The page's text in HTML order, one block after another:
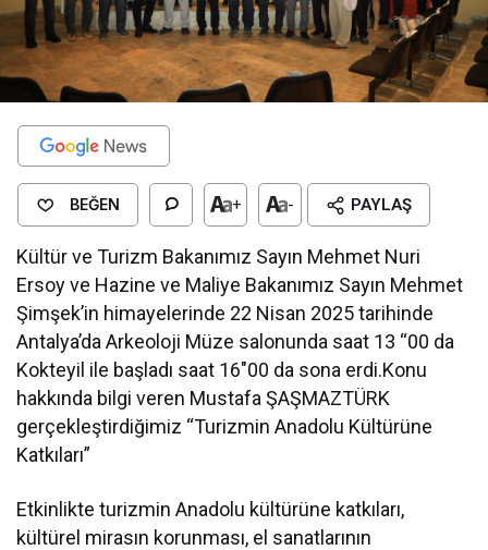
BEĞEN + - PAYLAŞ
Kültür ve Turizm Bakanımız Sayın Mehmet Nuri
Ersoy ve Hazine ve Maliye Bakanımız Sayın Mehmet
Şimşek’in himayelerinde 22 Nisan 2025 tarihinde
Antalya’da Arkeoloji Müze salonunda saat 13 “00 da
Kokteyil ile başladı saat 16″00 da sona erdi.Konu
hakkında bilgi veren Mustafa ŞAŞMAZTÜRK
gerçekleştirdiğimiz “Turizmin Anadolu Kültürüne
Katkıları”
Etkinlikte turizmin Anadolu kültürüne katkıları,
kültürel mirasın korunması, el sanatlarının